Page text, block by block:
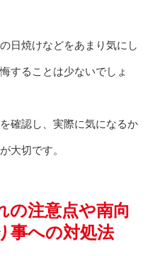
日焼けなどをあまり気にし
することは少ないでしょ
確認し、実際に気になるか
大切です。
の注意点や南向
事への対処法